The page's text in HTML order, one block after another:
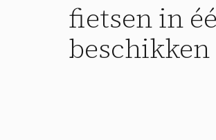
fietsen in
beschikken